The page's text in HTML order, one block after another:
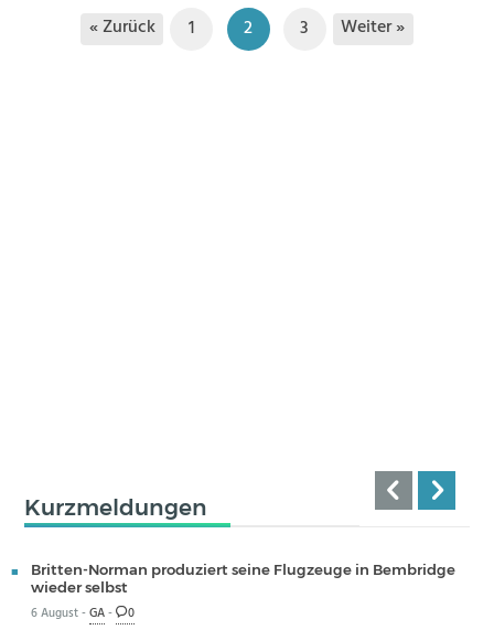
« Zurück 1 2 3 Weiter »
Kurzmeldungen
Britten-Norman produziert seine Flugzeuge in Bembridge
wieder selbst
6 August -GA- 0